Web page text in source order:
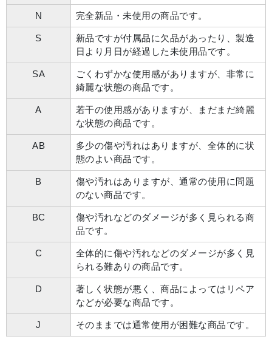
N 完全新品・未使用の商品です。
S
新品ですが付属品に欠品があったり、製造
日より月日が経過した未使用品です。
SA
ごくわずかな使用感がありますが、非常に
綺麗な状態の商品です。
A
若干の使用感がありますが、まだまだ綺麗
な状態の商品です。
AB
多少の傷や汚れはありますが、全体的に状
態のよい商品です。
B
傷や汚れはありますが、通常の使用に問題
のない商品です。
BC
傷や汚れなどのダメージが多く見られる商
品です。
C
全体的に傷や汚れなどのダメージが多く見
られる難ありの商品です。
D
著しく状態が悪く、商品によってはリペア
などが必要な商品です。
J そのままでは通常使用が困難な商品です。